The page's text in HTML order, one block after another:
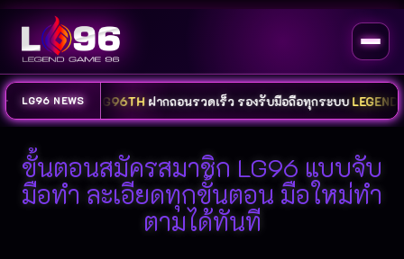
LG96 NEWS
วงจรLG96THฝากถอนรวดเร็ว รองรับมือถือทุกระบบLEGENDGAME96พ
ขั้นตอนสมัครสมาชิก LG96 แบบจับ
มือทำ ละเอียดทุกขั้นตอน มือใหม่ทำ
ตามได้ทันที